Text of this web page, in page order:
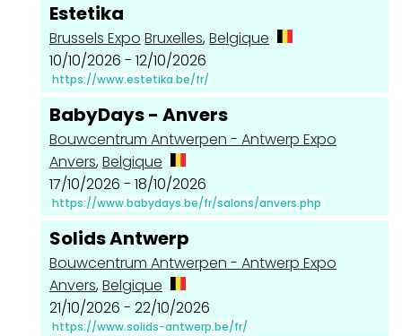
Estetika
Brussels Expo Bruxelles,Belgique
10/10/2026 - 12/10/2026
https://www.estetika.be/fr/
BabyDays - Anvers
Bouwcentrum Antwerpen - Antwerp Expo
Anvers,Belgique
17/10/2026 - 18/10/2026
https://www.babydays.be/fr/salons/anvers.php
Solids Antwerp
Bouwcentrum Antwerpen - Antwerp Expo
Anvers,Belgique
21/10/2026 - 22/10/2026
https://www.solids-antwerp.be/fr/